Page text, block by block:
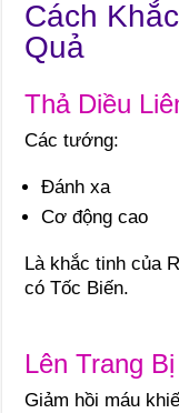
Cách
Quả
Thả Diều
Các tướng:
Đánh xa
Cơ động cao
Là khắc tinh của
có Tốc Biến.
Lên Trang
Giảm hồi máu